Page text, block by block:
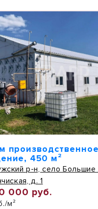
производственное
450 м²
р-н, село
д. 1
000 руб.
м²